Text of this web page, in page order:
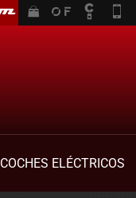
COCHES ELÉCTRICOS